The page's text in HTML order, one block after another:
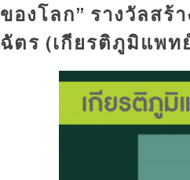
ของโลก” รางวัลส
ฉัตร (เกียรติภูมิแพท